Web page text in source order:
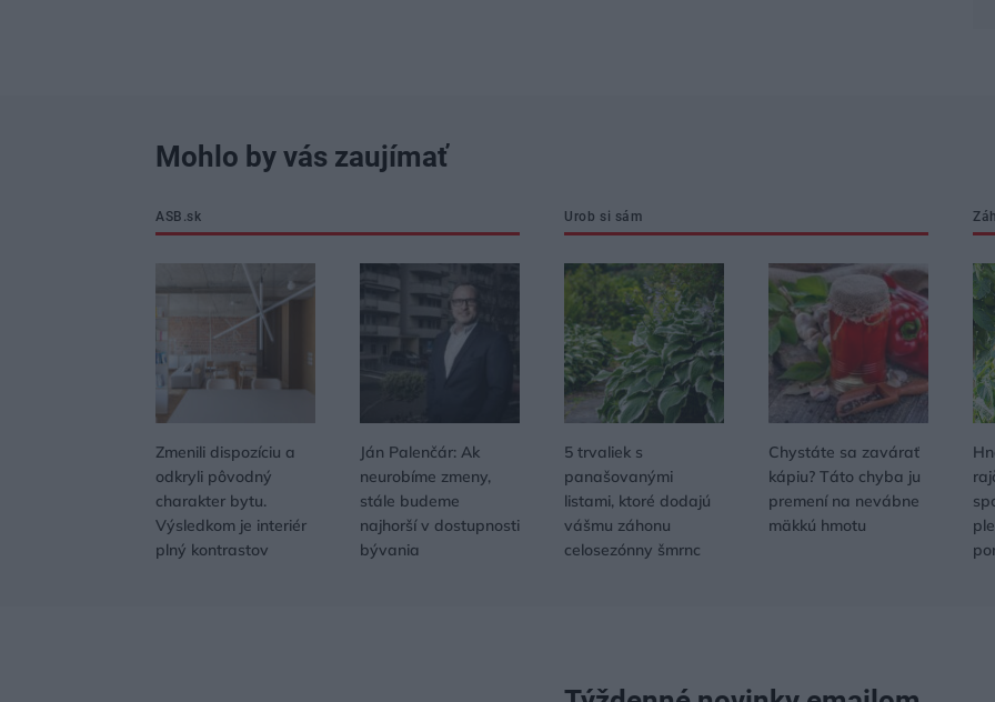
Mohlo by vás zaujímať
ASB.sk
Zmenili dispozíciu a
odkryli pôvodný
charakter bytu.
Výsledkom je interiér
plný kontrastov
Ján Palenčár: Ak
neurobíme zmeny,
stále budeme
najhorší v dostupnosti
bývania
Urob si sám
5 trvaliek s
panašovanými
listami, ktoré dodajú
vášmu záhonu
celosezónny šmrnc
Chystáte sa zavárať
kápiu? Táto chyba ju
premení na nevábne
mäkkú hmotu